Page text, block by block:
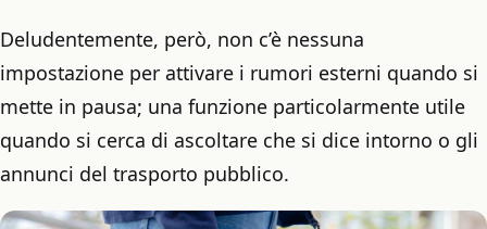
Deludentemente, però, non c’è nessuna
impostazione per attivare i rumori esterni quando si
mette in pausa; una funzione particolarmente utile
quando si cerca di ascoltare che si dice intorno o gli
annunci del trasporto pubblico.